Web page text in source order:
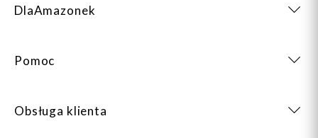
DlaAmazonek
Pomoc
Obsługa klienta